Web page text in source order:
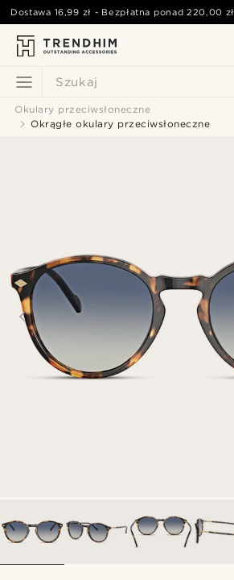
Szukaj
Dostawa 16,99 zł - Bezpłatna ponad220,00 zł
Okulary przeciwsłoneczne
Okrągłe okulary przeciwsłoneczne